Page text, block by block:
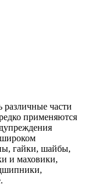
различные части
применяются
гайки, шайбы,
и маховики,